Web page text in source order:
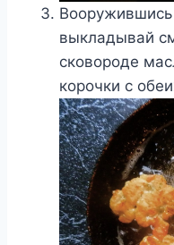
выкладывай
сковороде
корочки с